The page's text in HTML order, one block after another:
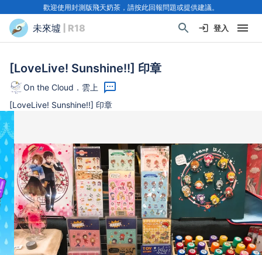
歡迎使用封測版飛天奶茶，請按此回報問題或提供建議。
未來墟 | R18 登入
[LoveLive! Sunshine!!] 印章
On the Cloud．雲上
[LoveLive! Sunshine!!] 印章